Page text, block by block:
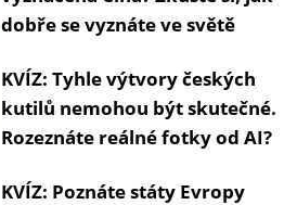
dobře se vyznáte ve světě
KVÍZ: Tyhle výtvory českých
kutilů nemohou být skutečné.
Rozeznáte reálné fotky od AI?
KVÍZ: Poznáte státy Evropy